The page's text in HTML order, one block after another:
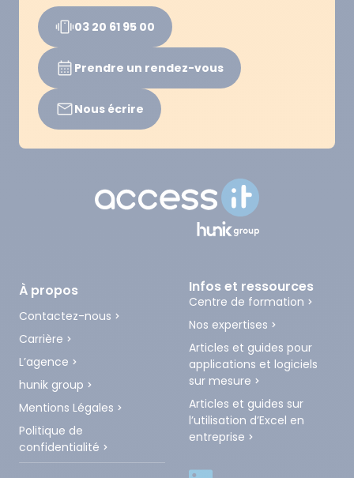
03 20 61 95 00
Prendre un rendez-vous
Nous écrire
À propos
Contactez-nous
Carrière
L’agence
hunik group
Mentions Légales
Politique de
confidentialité
Infos et ressources
Centre de formation
Nos expertises
Articles et guides pour
applications et logiciels
sur mesure
Articles et guides sur
l’utilisation d’Excel en
entreprise